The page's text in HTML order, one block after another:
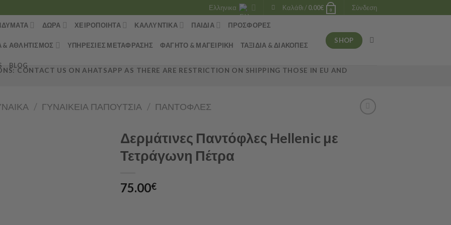
Ελληνικα Καλάθι /0.00€ 0 Σύνδεση
ΔΏΡΑ ΧΕΙΡΟΠΟΊΗΤΑ ΚΑΛΛΥΝΤΙΚΆ ΠΑΙΔΙΆ ΠΡΟΣΦΟΡΈΣ
& ΑΘΛΗΤΙΣΜΌΣ ΥΠΗΡΕΣΊΕΣ ΜΕΤΆΦΡΑΣΗΣ ΦΑΓΗΤΌ & ΜΑΓΕΙΡΙΚΉ ΤΑΞΊΔΙΑ & ΔΙΑΚΟΠΈΣ
BLOG
SHOP
CONTACT US ON AHATSAPP AS THERE ARE RESTRICTION ON SHIPPING THOSE IN EU AND
/ ΓΥΝΑΙΚΕΊΑ ΠΑΠΟΎΤΣΙΑ / ΠΑΝΤΌΦΛΕΣ
Δερμάτινες Παντόφλες Hellenic με
Τετράγωνη Πέτρα
75.00€